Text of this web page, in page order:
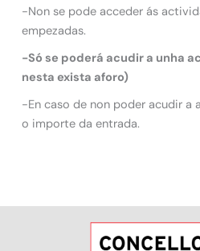
-Non se pode acceder ás
empezadas.
-Só se poderá acudir a unha
nesta exista aforo)
-En caso de non poder acudir a
o importe da entrada.